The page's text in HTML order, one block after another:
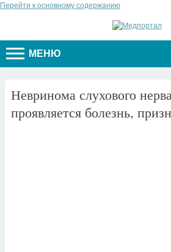
Перейти к основному содержанию
МЕНЮ
Невринома слухового
проявляется болезнь,